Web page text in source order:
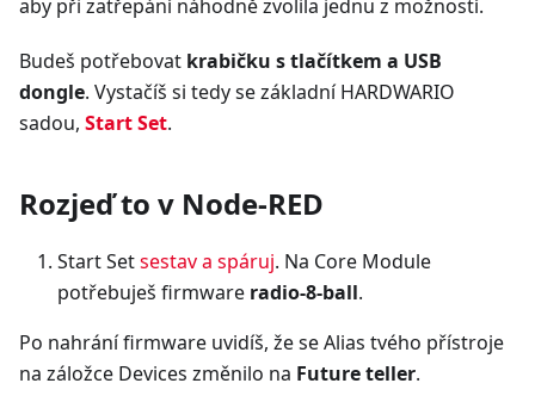
aby při zatřepání náhodně zvolila jednu z možností.
Budeš potřebovat krabičku s tlačítkem a USB
dongle. Vystačíš si tedy se základní HARDWARIO
sadou, Start Set.
Rozjeď to v Node-RED
Start Setsestav a spáruj. Na Core Module
potřebuješ firmware radio-8-ball.
Po nahrání firmware uvidíš, že se Alias tvého přístroje
na záložce Devices změnilo na Future teller.